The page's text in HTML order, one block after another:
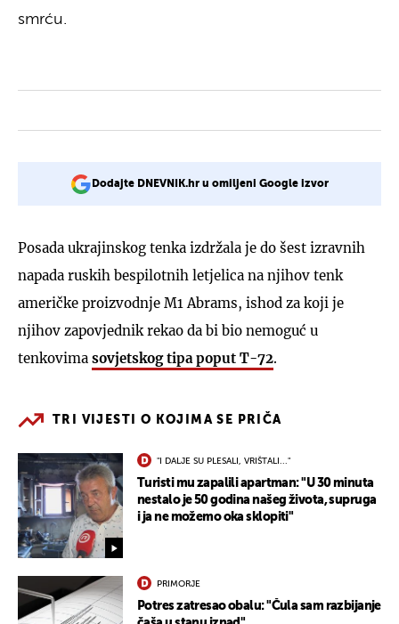
smrću.
Dodajte DNEVNIK.hr u omiljeni Google izvor
Posada ukrajinskog tenka izdržala je do šest izravnih
napada ruskih bespilotnih letjelica na njihov tenk
američke proizvodnje M1 Abrams, ishod za koji je
njihov zapovjednik rekao da bi bio nemoguć u
tenkovima sovjetskog tipa poput T-72.
TRI VIJESTI O KOJIMA SE PRIČA
"I DALJE SU PLESALI, VRIŠTALI..."
Turisti mu zapalili apartman: "U 30 minuta
nestalo je 50 godina našeg života, supruga
i ja ne možemo oka sklopiti"
PRIMORJE
Potres zatresao obalu: "Čula sam razbijanje